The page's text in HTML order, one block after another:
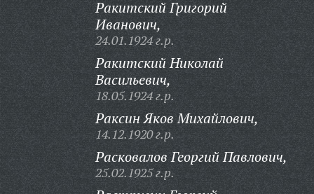
Ракитский Григорий
Иванович,
24.01.1924 г.р.
Ракитский Николай
Васильевич,
18.05.1924 г.р.
Раксин Яков Михайлович,
14.12.1920 г.р.
Расковалов Георгий Павлович,
25.02.1925 г.р.